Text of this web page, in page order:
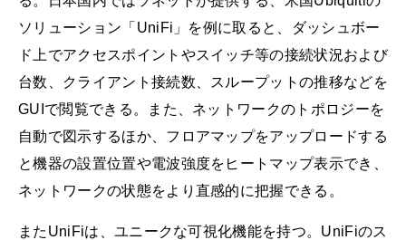
ソリューション「UniFi」を例に取ると、ダッシュボー
ド上でアクセスポイントやスイッチ等の接続状況および
台数、クライアント接続数、スループットの推移などを
GUIで閲覧できる。また、ネットワークのトポロジーを
自動で図示するほか、フロアマップをアップロードする
と機器の設置位置や電波強度をヒートマップ表示でき、
ネットワークの状態をより直感的に把握できる。
またUniFiは、ユニークな可視化機能を持つ。UniFiのス